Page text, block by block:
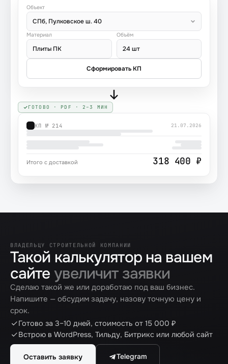
Объект
СПб, Пулковское ш. 40
Материал
Плиты ПК
Объём
24 шт
Сформировать КП
ГОТОВО · PDF · 2–3 МИН
КП № 214 21.07.2026
Итого с доставкой 318 400 ₽
ВЛАДЕЛЬЦУ СТРОИТЕЛЬНОЙ КОМПАНИИ
Такой калькулятор на вашем
сайте увеличит заявки
Сделаю такой же или доработаю под ваш бизнес.
Напишите — обсудим задачу, назову точную цену и
срок.
Готово за 3–10 дней, стоимость от 15 000 ₽
Встрою в WordPress, Тильду, Битрикс или любой сайт
Оставить заявку Telegram